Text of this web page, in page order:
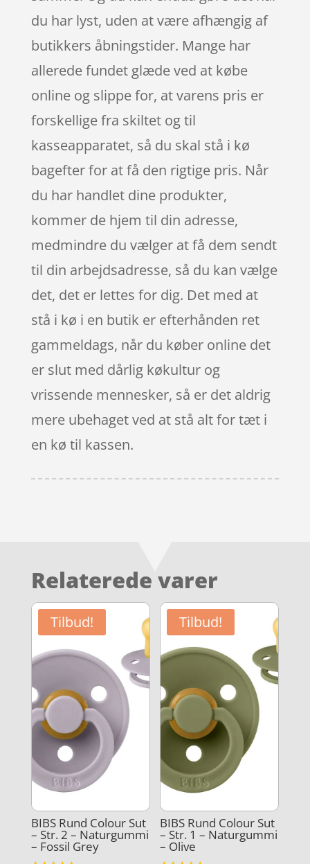
du har lyst, uden at være afhængig af
butikkers åbningstider. Mange har
allerede fundet glæde ved at købe
online og slippe for, at varens pris er
forskellige fra skiltet og til
kasseapparatet, så du skal stå i kø
bagefter for at få den rigtige pris. Når
du har handlet dine produkter,
kommer de hjem til din adresse,
medmindre du vælger at få dem sendt
til din arbejdsadresse, så du kan vælge
det, det er lettes for dig. Det med at
stå i kø i en butik er efterhånden ret
gammeldags, når du køber online det
er slut med dårlig køkultur og
vrissende mennesker, så er det aldrig
mere ubehaget ved at stå alt for tæt i
en kø til kassen.
Relaterede varer
Tilbud!
BIBS Rund Colour Sut
– Str. 2 – Naturgummi
– Fossil Grey
Tilbud!
BIBS Rund Colour Sut
– Str. 1 – Naturgummi
– Olive